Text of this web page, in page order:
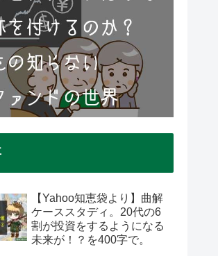
【Yahoo知恵袋より】曲解
ケーススタディ。20代の6
割が投資をするようになる
未来が！？を400字で。